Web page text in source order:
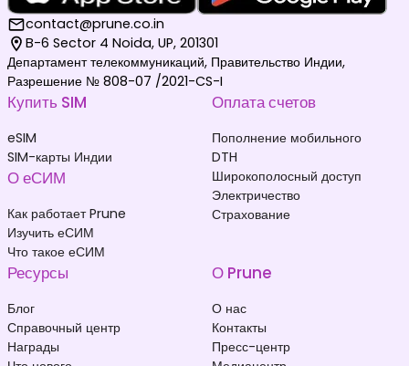
contact@prune.co.in
B-6 Sector 4 Noida, UP, 201301
Департамент телекоммуникаций, Правительство Индии,
Разрешение № 808-07 /2021-CS-I
Купить SIM
eSIM
SIM-карты Индии
О еСИМ
Как работает Prune
Изучить еСИМ
Что такое еСИМ
Оплата счетов
Пополнение мобильного
DTH
Широкополосный доступ
Электричество
Страхование
Ресурсы
Блог
Справочный центр
Награды
О Prune
О нас
Контакты
Пресс-центр